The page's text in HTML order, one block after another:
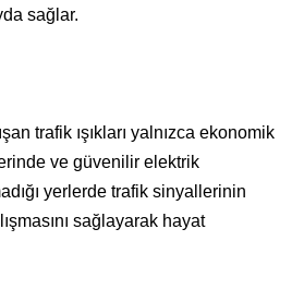
sağlar.
trafik ışıkları yalnızca ekonomik
ve güvenilir elektrik
yerlerde trafik sinyallerinin
sağlayarak hayat